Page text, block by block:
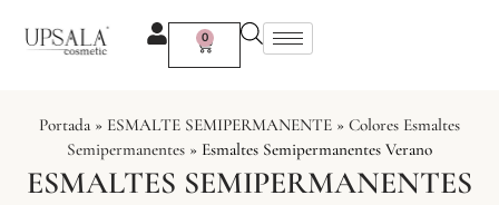
contenido
0
Carrito
Portada » ESMALTE SEMIPERMANENTE » Colores Esmaltes
Semipermanentes » Esmaltes Semipermanentes Verano
ESMALTES SEMIPERMANENTES